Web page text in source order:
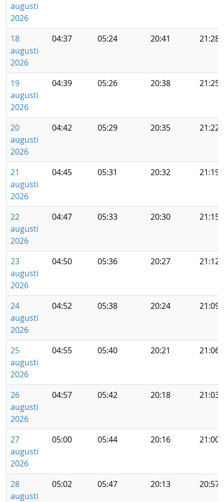
augusti
2026
18
augusti
2026
04:37 05:24 20:41 21:28
19
augusti
2026
04:39 05:26 20:38 21:25
20
augusti
2026
04:42 05:29 20:35 21:22
21
augusti
2026
04:45 05:31 20:32 21:19
22
augusti
2026
04:47 05:33 20:30 21:15
23
augusti
2026
04:50 05:36 20:27 21:12
24
augusti
2026
04:52 05:38 20:24 21:09
25
augusti
2026
04:55 05:40 20:21 21:06
26
augusti
2026
04:57 05:42 20:18 21:03
27
augusti
2026
05:00 05:44 20:16 21:00
28
augusti
05:02 05:47 20:13 20:57